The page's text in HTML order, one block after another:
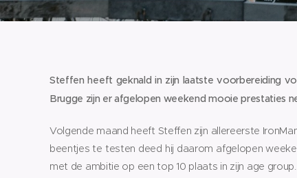
Steffen heeft geknald in zijn laatste voorbereiding
Brugge zijn er afgelopen weekend mooie prestaties
Volgende maand heeft Steffen zijn allereerste
beentjes te testen deed hij daarom afgelopen
met de ambitie op een top 10 plaats in zijn age